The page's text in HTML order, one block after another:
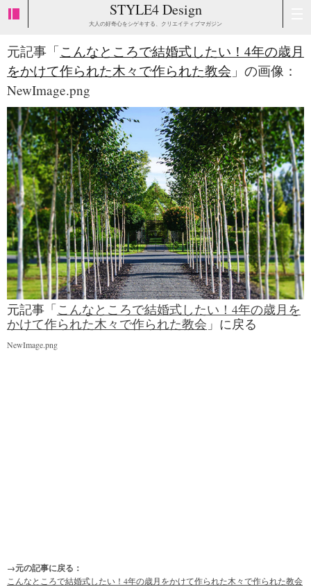
STYLE4 Design
大人の好奇心をシゲキする、クリエイティブマガジン
元記事「こんなところで結婚式したい！4年の歳月
をかけて作られた木々で作られた教会 」の画像：
NewImage.png
元記事「こんなところで結婚式したい！4年の歳月を
かけて作られた木々で作られた教会 」に戻る
NewImage.png
→元の記事に戻る：
こんなところで結婚式したい！4年の歳月をかけて作られた木々で作られた教会